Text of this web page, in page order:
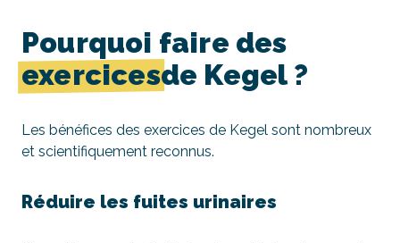
Pourquoi faire des
exercicesde Kegel ?
Les bénéfices des exercices de Kegel sont nombreux
et scientifiquement reconnus.
Réduire les fuites urinaires